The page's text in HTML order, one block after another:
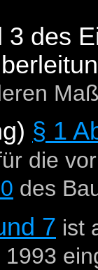
3 des
§ 1
die
des
7 ist